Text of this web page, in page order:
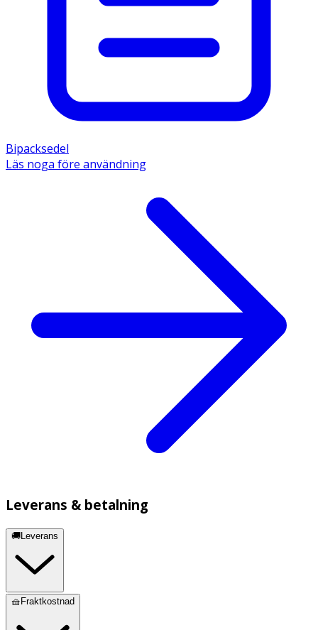
Bipacksedel
Läs noga före användning
Leverans & betalning
🚚Leverans
🧺Fraktkostnad